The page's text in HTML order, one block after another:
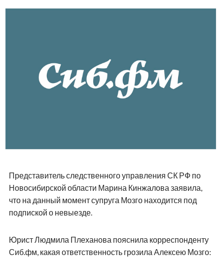
Представитель следственного управления СК РФ по
Новосибирской области Марина Кинжалова заявила,
что на данный момент супруга Мозго находится под
подпиской о невыезде.
Юрист Людмила Плеханова пояснила корреспонденту
Сиб.фм, какая ответственность грозила Алексею Мозго: